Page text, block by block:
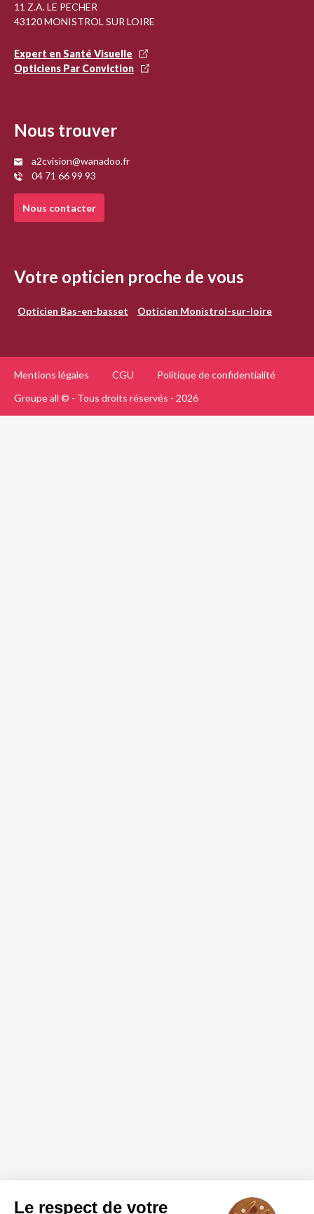
11 Z.A. LE PECHER
43120 MONISTROL SUR LOIRE
Expert en Santé Visuelle
Opticiens Par Conviction
Votre opticien proche de vous
Opticien Bas-en-basset Opticien Monistrol-sur-loire
Nous trouver
a2cvision@wanadoo.fr
04 71 66 99 93
Nous contacter
Mentions légales CGU
Politique de confidentialité
Groupe all © - Tous droits réservés - 2026